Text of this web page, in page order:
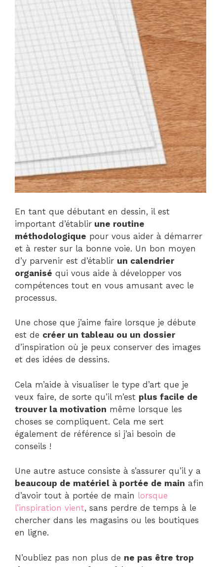
En tant que débutant en dessin, il est
important d’établir une routine
méthodologique pour vous aider à démarrer
et à rester sur la bonne voie. Un bon moyen
d’y parvenir est d’établir un calendrier
organisé qui vous aide à développer vos
compétences tout en vous amusant avec le
processus.
Une chose que j’aime faire lorsque je débute
est de créer un tableau ou un dossier
d’inspiration où je peux conserver des images
et des idées de dessins.
Cela m’aide à visualiser le type d’art que je
veux faire, de sorte qu’il m’est plus facile de
trouver la motivation même lorsque les
choses se compliquent. Cela me sert
également de référence si j’ai besoin de
conseils !
Une autre astuce consiste à s’assurer qu’il y a
beaucoup de matériel à portée de main afin
d’avoir tout à portée de main lorsque
l’inspiration vient, sans perdre de temps à le
chercher dans les magasins ou les boutiques
en ligne.
N’oubliez pas non plus de ne pas être trop